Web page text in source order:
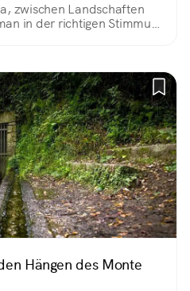
zwischen Landschaften
in der richtigen Stimmung
Hängen des Monte